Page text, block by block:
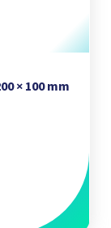
× 100 mm